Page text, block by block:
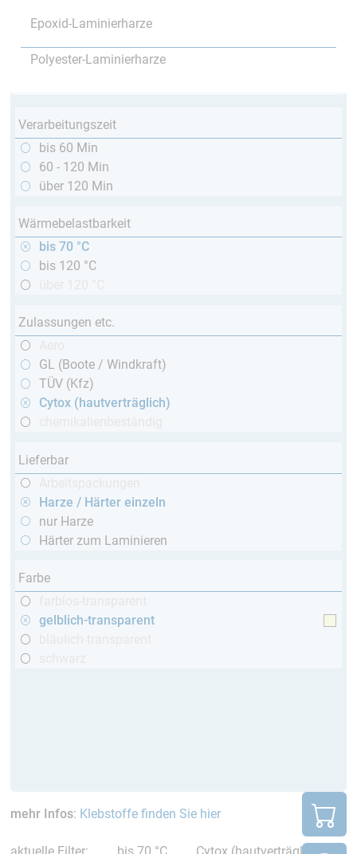
Epoxid-Laminierharze
Polyester-Laminierharze
Verarbeitungszeit
bis 60 Min
60 - 120 Min
über 120 Min
Wärmebelastbarkeit
bis 70 °C
bis 120 °C
Zulassungen etc.
GL (Boote / Windkraft)
TÜV (Kfz)
Cytox (hautverträglich)
Lieferbar
Harze / Härter einzeln
nur Harze
Härter zum Laminieren
Farbe
gelblich-transparent
mehr Infos: Klebstoffe finden Sie hier